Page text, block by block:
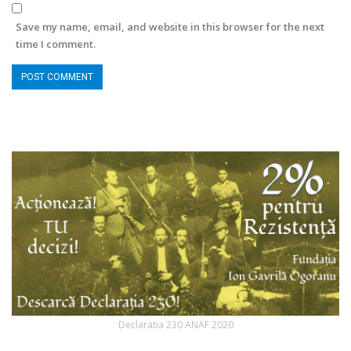
Save my name, email, and website in this browser for the next
time I comment.
Declaratia 230 ANAF 2020